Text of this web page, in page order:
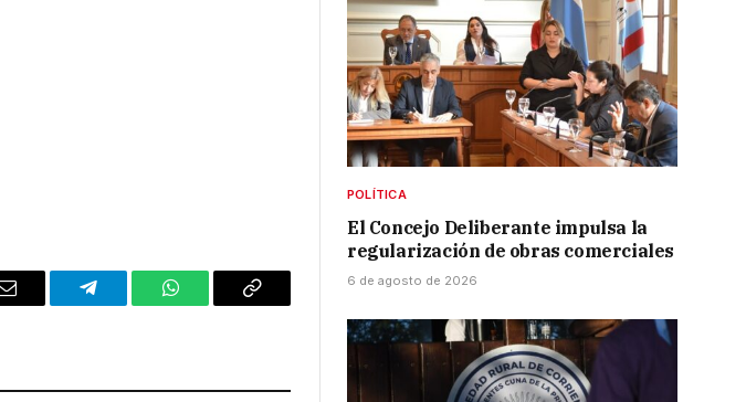
Email Telegram WhatsAppCopy
POLÍTICA
El Concejo Deliberante impulsa la
regularización de obras comerciales
6 de agosto de 2026